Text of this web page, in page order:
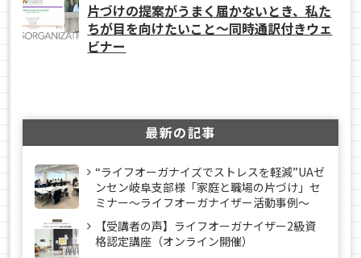
片づけの提案がうまく届かないとき、私た
ちが目を向けたいこと〜同時通訳付きウェ
ビナー
最新の記事
“ライフオーガナイズでストレスを軽減”UAゼ
ンセン岐阜支部様「家庭と職場の片づけ」セ
ミナー～ライフオーガナイザー活動事例〜
【受講者の声】ライフオーガナイザー2級資
格認定講座（オンライン開催）